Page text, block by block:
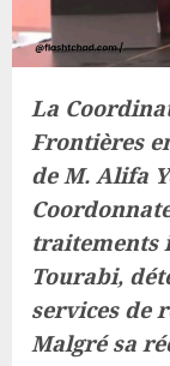
La
Frontières
de M. Alifa
traitements
Tourabi,
services de
Malgré sa